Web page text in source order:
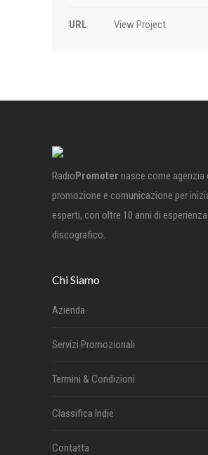
URL View Project
RadioPromoter nasce come agenzia
promozione e comunicazione per
esperti, con oltre 10 anni di
discografico.
Chi Siamo
Azienda
Servizi Promozionali
Termini & Condizioni
Classifica Indie
Contatta